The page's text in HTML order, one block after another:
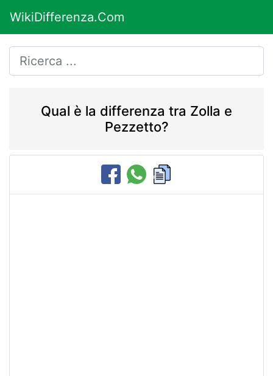
WikiDifferenza.Com
Qual è la differenza tra Zolla e
Pezzetto?